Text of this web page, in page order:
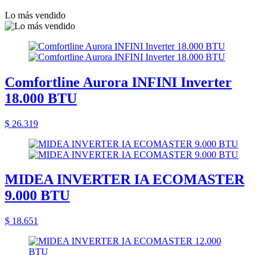
Lo más vendido
Comfortline Aurora INFINI Inverter
18.000 BTU
$ 26.319
MIDEA INVERTER IA ECOMASTER
9.000 BTU
$ 18.651